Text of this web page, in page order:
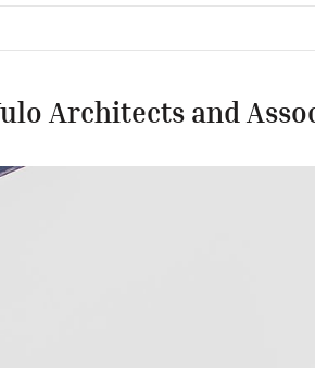
Architects and